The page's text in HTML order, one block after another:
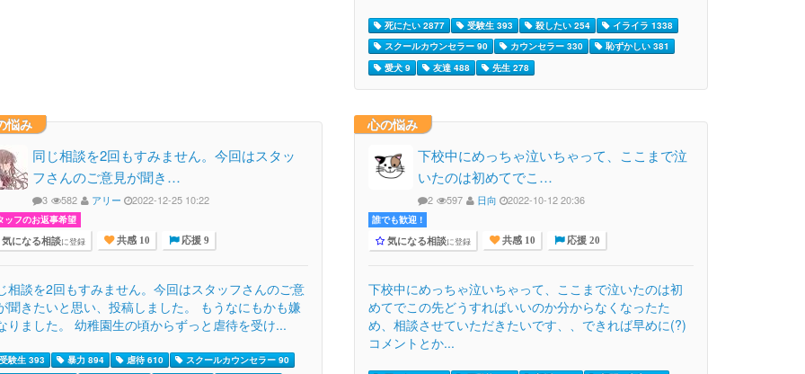
死にたい 2877 受験生 393 殺したい 254
イライラ 1338
スクールカウンセラー 90
カウンセラー 330
恥ずかしい 381
愛犬 9
友達 488 先生 278
悩み
同じ相談を2回もすみません。今回はスタッ
フさんのご意見が聞き…
3 582 アリー 2022-12-25 10:22
ッフのお返事希望
気になる相談に登録 共感 10 応援 9
相談を2回もすみません。今回はスタッフさんのご意
聞きたいと思い、投稿しました。 もうなにもかも嫌
りました。 幼稚園生の頃からずっと虐待を受け...
験生 393 暴力 894 虐待 610
スクールカウンセラー 90
心の悩み
下校中にめっちゃ泣いちゃって、ここまで泣
いたのは初めてでこ…
2 597 日向 2022-10-12 20:36
誰でも歓迎 !
気になる相談に登録 共感 10 応援 20
下校中にめっちゃ泣いちゃって、ここまで泣いたのは初
めてでこの先どうすればいいのか分からなくなったた
め、相談させていただきたいです、、できれば早めに(?)
コメントとか...